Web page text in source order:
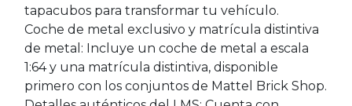
tapacubos para transformar tu vehículo.
Coche de metal exclusivo y matrícula distintiva
de metal: Incluye un coche de metal a escala
1:64 y una matrícula distintiva, disponible
primero con los conjuntos de Mattel Brick Shop.